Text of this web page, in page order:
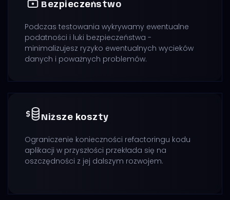
Bezpieczeństwo
Podczas testowania wykrywamy ewentualne
podatności i luki bezpieczeństwa -
minimalizujesz ryzyko ewentualnych wycieków
danych i poważnych problemów.
Niższe koszty
Ograniczenie konieczności refactoringu kodu
aplikacji w przyszłości przekłada się na
oszczędności z jej dalszym rozwojem.